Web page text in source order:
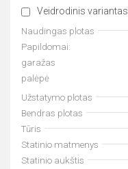
Veidrodinis variantas
Naudingas plotas
Papildomai:
garažas
palėpė
Užstatymo plotas
Bendras plotas
Tūris
Statinio matmenys
Statinio aukštis